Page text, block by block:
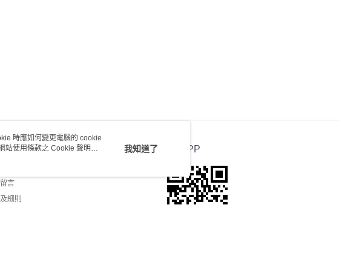
服務
言
細則
官方APP
時應如何變更電腦的 cookie
站使用條款之 Cookie 聲明使
我知道了